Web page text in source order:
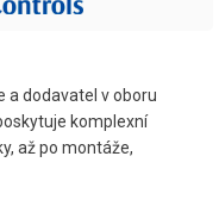
a dodavatel v oboru
komplexní
až po montáže,